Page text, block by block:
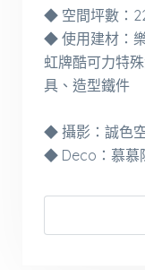
◆ 空間坪數：
◆ 使用建材：
虹牌酷可力特
具、造型鐵件
◆ 攝影：誠色
◆ Deco：慕慕